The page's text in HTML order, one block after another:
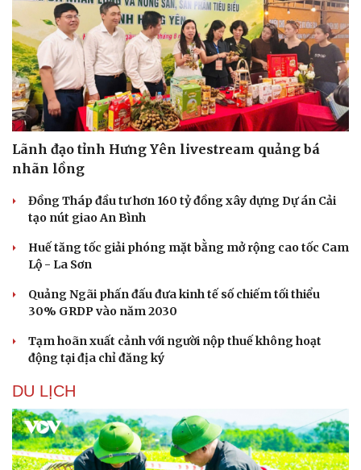
Lãnh đạo tỉnh Hưng Yên livestream quảng bá
nhãn lồng
Đồng Tháp đầu tư hơn 160 tỷ đồng xây dựng Dự án Cải
tạo nút giao An Bình
Huế tăng tốc giải phóng mặt bằng mở rộng cao tốc Cam
Lộ - La Sơn
Quảng Ngãi phấn đấu đưa kinh tế số chiếm tối thiểu
30% GRDP vào năm 2030
Tạm hoãn xuất cảnh với người nộp thuế không hoạt
động tại địa chỉ đăng ký
DU LỊCH